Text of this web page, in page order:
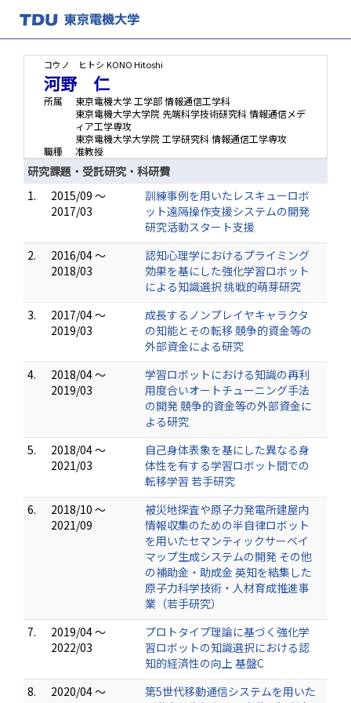
コウノ ヒトシ KONO Hitoshi
河野 仁
所属
東京電機大学 工学部 情報通信工学科
東京電機大学大学院 先端科学技術研究科 情報通信メデ
ィア工学専攻
東京電機大学大学院 工学研究科 情報通信工学専攻
職種
准教授
研究課題・受託研究・科研費
1.
2015/09 ～
2017/03
訓練事例を用いたレスキューロボ
ット遠隔操作支援システムの開発
研究活動スタート支援
2.
2016/04 ～
2018/03
認知心理学におけるプライミング
効果を基にした強化学習ロボット
による知識選択 挑戦的萌芽研究
3.
2017/04 ～
2019/03
成長するノンプレイヤキャラクタ
の知能とその転移 競争的資金等の
外部資金による研究
4.
2018/04 ～
2019/03
学習ロボットにおける知識の再利
用度合いオートチューニング手法
の開発 競争的資金等の外部資金に
よる研究
5.
2018/04 ～
2021/03
自己身体表象を基にした異なる身
体性を有する学習ロボット間での
転移学習 若手研究
6.
2018/10 ～
2021/09
被災地探査や原子力発電所建屋内
情報収集のための半自律ロボット
を用いたセマンティックサーベイ
マップ生成システムの開発 その他
の補助金・助成金 英知を結集した
原子力科学技術・人材育成推進事
業（若手研究）
7.
2019/04 ～
2022/03
プロトタイプ理論に基づく強化学
習ロボットの知識選択における認
知的経済性の向上 基盤C
8.
2020/04 ～
第5世代移動通信システムを用いた